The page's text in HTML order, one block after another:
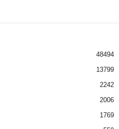
48494
13799
2242
2006
1769